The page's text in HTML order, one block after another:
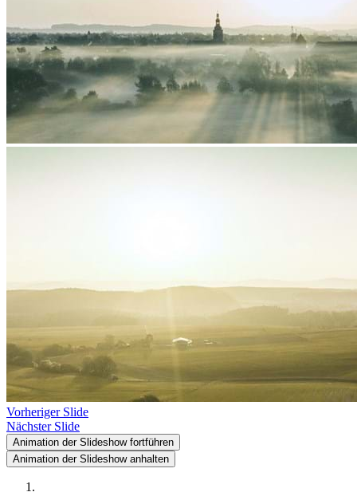
Vorheriger Slide
Nächster Slide
Animation der Slideshow fortführen
Animation der Slideshow anhalten